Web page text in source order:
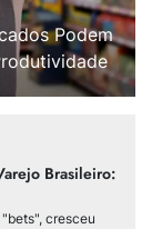
Podem
Brasileiro:
cresceu